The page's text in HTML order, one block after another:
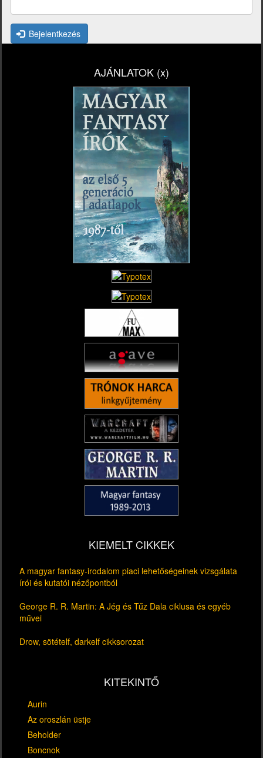
Bejelentkezés
AJÁNLATOK (x)
KIEMELT CIKKEK
A magyar fantasy-irodalom piaci lehetőségeinek vizsgálata
írói és kutatói nézőpontból
George R. R. Martin: A Jég és Tűz Dala ciklusa és egyéb
művei
Drow, sötételf, darkelf cikksorozat
KITEKINTŐ
Aurin
Az oroszlán üstje
Beholder
Boncnok